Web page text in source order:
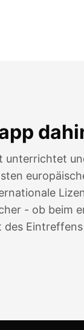
unterrichtet
- ob beim